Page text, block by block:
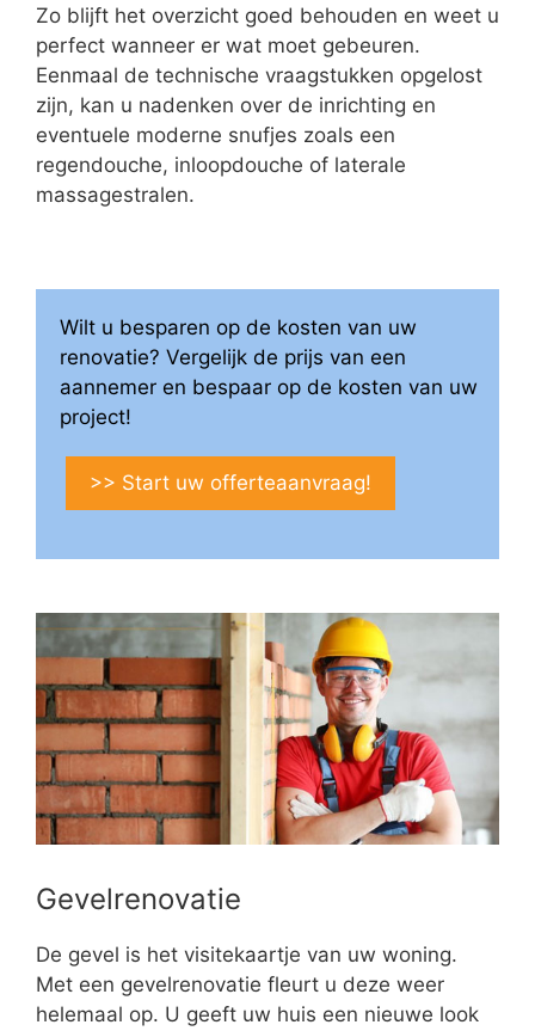
Zo blijft het overzicht goed behouden en weet u
perfect wanneer er wat moet gebeuren.
Eenmaal de technische vraagstukken opgelost
zijn, kan u nadenken over de inrichting en
eventuele moderne snufjes zoals een
regendouche, inloopdouche of laterale
massagestralen.
Wilt u besparen op de kosten van uw
renovatie? Vergelijk de prijs van een
aannemer en bespaar op de kosten van uw
project!
>> Start uw offerteaanvraag!
Gevelrenovatie
De gevel is het visitekaartje van uw woning.
Met een gevelrenovatie fleurt u deze weer
helemaal op. U geeft uw huis een nieuwe look